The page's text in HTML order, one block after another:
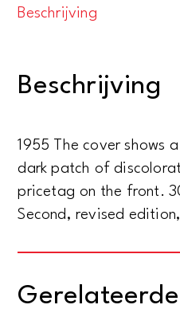
Beschrijving
Beschrijving
1955 The cover shows
dark patch of
pricetag on the front.
Second, revised